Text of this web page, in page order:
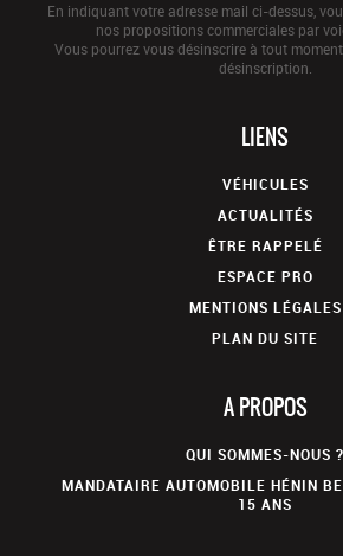
En indiquant votre adresse mail ci-dessus,
nos propositions commerciales par
Vous pourrez vous désinscrire à tout
désinscription.
LIENS
VÉHICULES
ACTUALITÉS
ÊTRE RAPPELÉ
ESPACE PRO
MENTIONS LÉGALES
PLAN DU SITE
A PROPOS
QUI SOMMES-NOUS ?
MANDATAIRE AUTOMOBILE HÉNIN
15 ANS